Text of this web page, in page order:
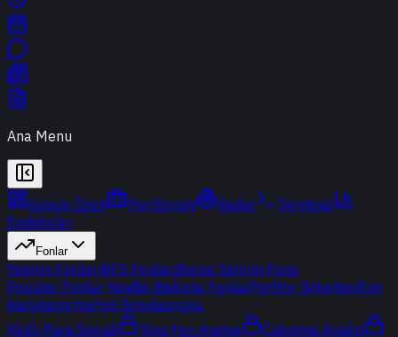
Ana Menu
Günün Özeti Portföyüm Radar
Terminal
Endeksler
Fonlar
Yatırım FonlarıBES FonlarıBorsa Yatırım Fonu
Popüler Fonlar YeniBir Bakışta FonlarPortföy ŞirketleriFon
KarşılaştırmaFon Simülasyonu
Akıllı Para Sinyali
Ters Fon Arama
Çakışma Analizi